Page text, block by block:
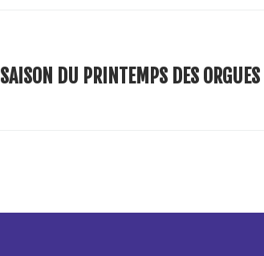
DU PRINTEMPS DES ORGUES